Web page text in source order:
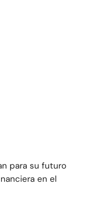
para su futuro
en el